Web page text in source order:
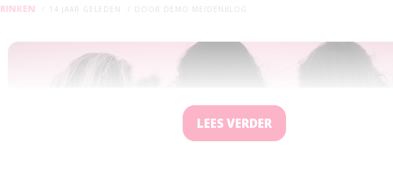
14 JAAR GELEDEN DOOR DEMO MEIDENBLOG
LEES VERDER